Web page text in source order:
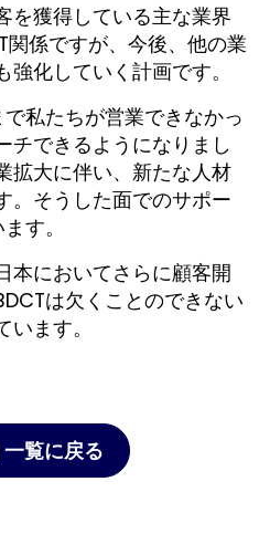
を獲得している主な業界
係ですが、今後、他の業
化していく計画です。
私たちが営業できなかっ
チできるようになりまし
拡大に伴い、新たな人材
。そうした面でのサポー
す。
本においてさらに顧客開
は欠くことのできない
ます。
覧に戻る